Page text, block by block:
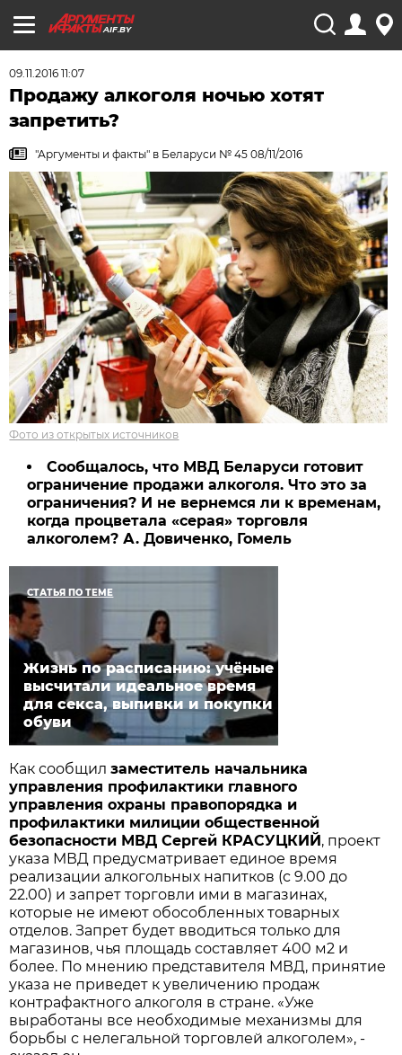
AIF.BY
09.11.2016 11:07
Продажу алкоголя ночью хотят
запретить?
"Аргументы и факты" в Беларуси № 45 08/11/2016
Фото из открытых источников
Сообщалось, что МВД Беларуси готовит
ограничение продажи алкоголя. Что это за
ограничения? И не вернемся ли к временам,
когда процветала «серая» торговля
алкоголем? А. Довиченко, Гомель
СТАТЬЯ ПО ТЕМЕ
Жизнь по расписанию: учёные
высчитали идеальное время
для секса, выпивки и покупки
обуви
Как сообщилзаместитель начальника
управления профилактики главного
управления охраны правопорядка и
профилактики милиции общественной
безопасности МВД Сергей КРАСУЦКИЙ, проект
указа МВД предусматривает единое время
реализации алкогольных напитков (с 9.00 до
22.00) и запрет торговли ими в магазинах,
которые не имеют обособленных товарных
отделов. Запрет будет вводиться только для
магазинов, чья площадь составляет 400 м2 и
более. По мнению представителя МВД, принятие
указа не приведет к увеличению продаж
контрафактного алкоголя в стране. «Уже
выработаны все необходимые механизмы для
борьбы с нелегальной торговлей алкоголем», -